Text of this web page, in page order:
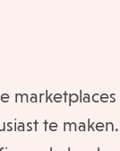
marketplaces
te maken.